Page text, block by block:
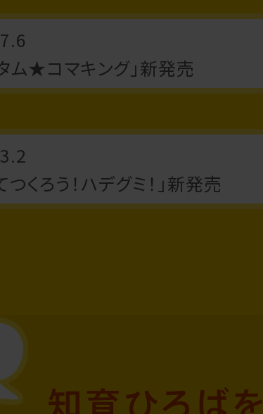
ム★コマキング」新発売
つくろう！ハデグミ！」新発売